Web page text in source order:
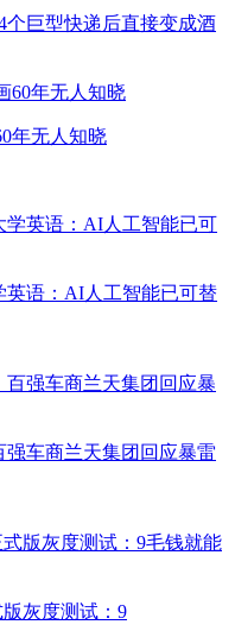
个巨型快递后直接变成酒
年无人知晓
英语：AI人工智能已可替
车商兰天集团回应暴雷
版灰度测试：9